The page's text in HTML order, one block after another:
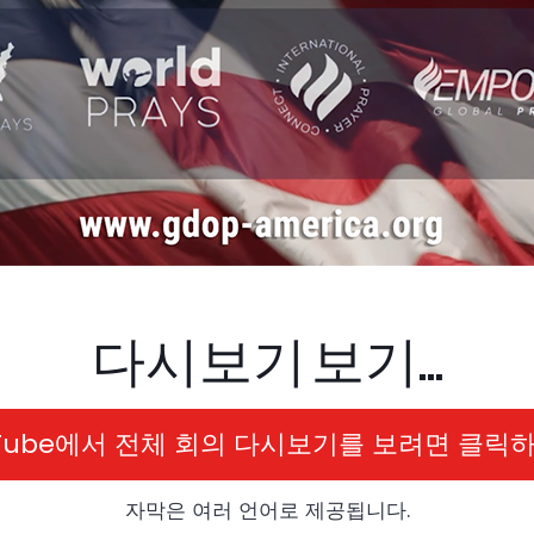
다시보기 보기...
에서 전체 회의 다시보기를 보려면 클릭
자막은 여러 언어로 제공됩니다.